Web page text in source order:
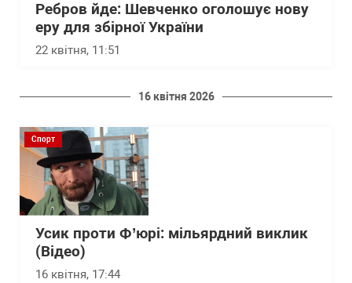
Ребров йде: Шевченко оголошує нову
еру для збірної України
22 квітня, 11:51
16 квітня 2026
Спорт
Усик проти Ф’юрі: мільярдний виклик
(Відео)
16 квітня, 17:44